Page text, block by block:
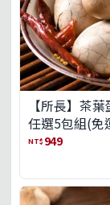
【所長】茶
任選5包組(免
NT$ 949